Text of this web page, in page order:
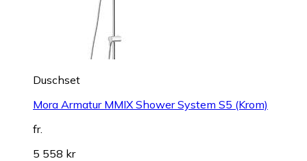
Duschset
Mora Armatur MMIX Shower System S5 (Krom)
fr.
5 558 kr